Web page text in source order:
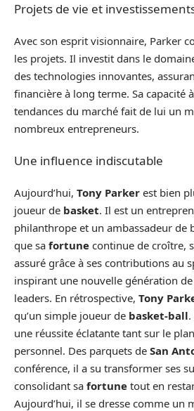
Projets de vie et
Avec son esprit visionnaire, Parker
les projets. Il investit dans le
des technologies innovantes,
financière à long terme. Sa capacité
tendances du marché fait de lui un
nombreux entrepreneurs.
Une influence indiscutable
Aujourd’hui, Tony Parker est bien
joueur de basket. Il est un
philanthrope et un ambassadeur de
que sa fortune continue de croître,
assuré grâce à ses contributions au
inspirant une nouvelle génération
leaders. En rétrospective, Tony
qu’un simple joueur de basket-ball
une réussite éclatante tant sur le
personnel. Des parquets de San
conférence, il a su transformer ses
consolidant sa fortune tout en
Aujourd’hui, il se dresse comme un